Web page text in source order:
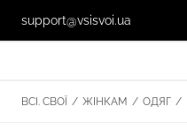
support@vsisvoi.ua
ВСІ. СВОЇ / ЖІНКАМ / ОДЯГ /